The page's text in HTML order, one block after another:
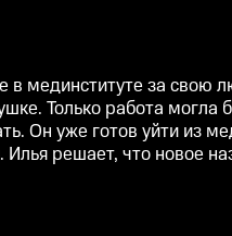
мединституте за свою
Только работа
Он уже готов уйти из
решает, что новое